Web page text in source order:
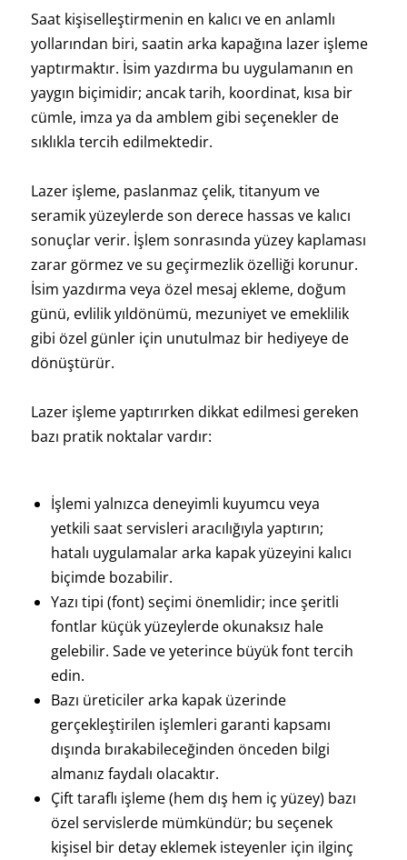
Saat kişiselleştirmenin en kalıcı ve en anlamlı
yollarından biri, saatin arka kapağına lazer işleme
yaptırmaktır. İsim yazdırma bu uygulamanın en
yaygın biçimidir; ancak tarih, koordinat, kısa bir
cümle, imza ya da amblem gibi seçenekler de
sıklıkla tercih edilmektedir.
Lazer işleme, paslanmaz çelik, titanyum ve
seramik yüzeylerde son derece hassas ve kalıcı
sonuçlar verir. İşlem sonrasında yüzey kaplaması
zarar görmez ve su geçirmezlik özelliği korunur.
İsim yazdırma veya özel mesaj ekleme, doğum
günü, evlilik yıldönümü, mezuniyet ve emeklilik
gibi özel günler için unutulmaz bir hediyeye de
dönüştürür.
Lazer işleme yaptırırken dikkat edilmesi gereken
bazı pratik noktalar vardır:
İşlemi yalnızca deneyimli kuyumcu veya
yetkili saat servisleri aracılığıyla yaptırın;
hatalı uygulamalar arka kapak yüzeyini kalıcı
biçimde bozabilir.
Yazı tipi (font) seçimi önemlidir; ince şeritli
fontlar küçük yüzeylerde okunaksız hale
gelebilir. Sade ve yeterince büyük font tercih
edin.
Bazı üreticiler arka kapak üzerinde
gerçekleştirilen işlemleri garanti kapsamı
dışında bırakabileceğinden önceden bilgi
almanız faydalı olacaktır.
Çift taraflı işleme (hem dış hem iç yüzey) bazı
özel servislerde mümkündür; bu seçenek
kişisel bir detay eklemek isteyenler için ilginç